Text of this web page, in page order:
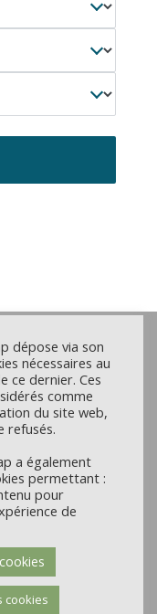
Lille
CEDEX
9711
dépose via son
nécessaires au
ce dernier. Ces
comme
du site web,
refusés.
a également
permettant :
pour
de
cookies